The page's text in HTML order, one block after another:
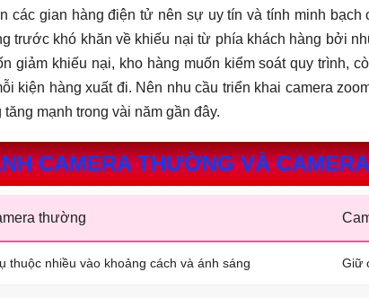
các gian hàng điện tử nên sự uy tín và tính minh
trước khó khăn về khiếu nại từ phía khách hàng bởi
giảm khiếu nại, kho hàng muốn kiểm soát quy trình,
kiện hàng xuất đi. Nên nhu cầu triển khai camera
mạnh trong vài năm gần đây.
CAMERA THƯỜNG VÀ
thường
thuộc nhiều vào khoảng cách và ánh sáng Giữ